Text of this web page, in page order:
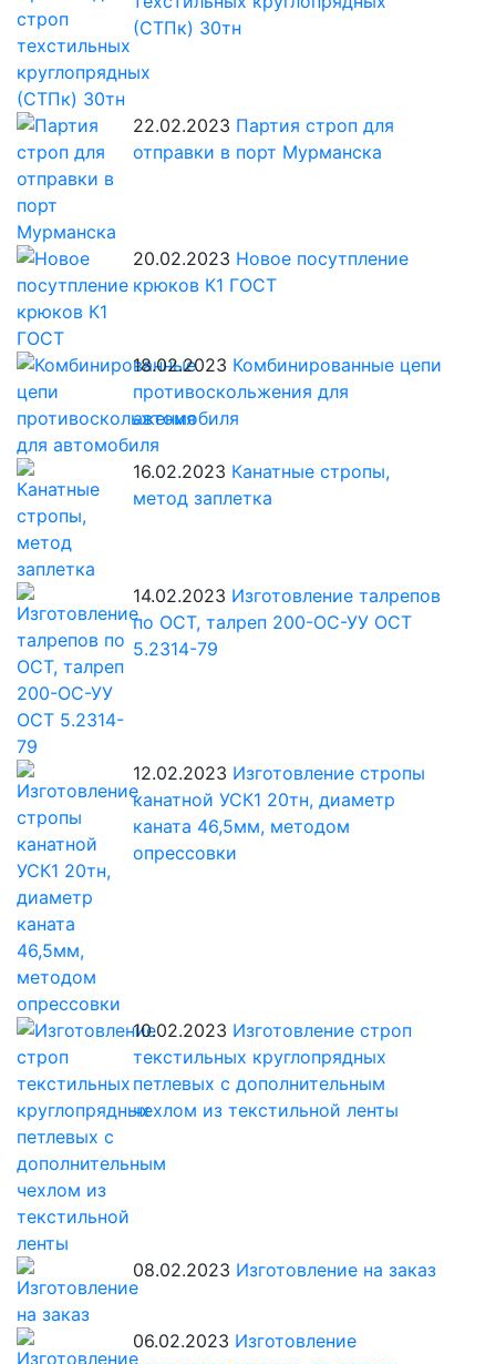
(СТПк) 30тн
22.02.2023 Партия строп для
отправки в порт Мурманска
20.02.2023 Новое посутпление
крюков К1 ГОСТ
18.02.2023 Комбинированные цепи
противоскольжения для
автомобиля
16.02.2023 Канатные стропы,
метод заплетка
14.02.2023 Изготовление талрепов
по ОСТ, талреп 200-ОС-УУ ОСТ
5.2314-79
12.02.2023 Изготовление стропы
канатной УСК1 20тн, диаметр
каната 46,5мм, методом
опрессовки
10.02.2023 Изготовление строп
текстильных круглопрядных
петлевых с дополнительным
чехлом из текстильной ленты
08.02.2023 Изготовление на заказ
06.02.2023 Изготовление